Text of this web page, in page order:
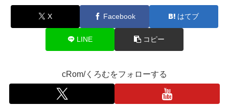
X Facebook はてブ
LINE コピー
cRom/くろむをフォローする